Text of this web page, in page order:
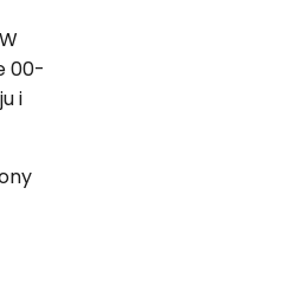
00-
i